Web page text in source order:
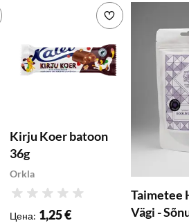
Добавить в список желаемого
Kirju Koer batoon
36g
Orkla
Рейтинг
Цена: 1,25 €
Добавить в
Taimetee
Vägi -